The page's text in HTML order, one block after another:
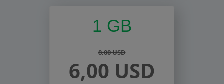
1 GB
8,00 USD
6,00 USD